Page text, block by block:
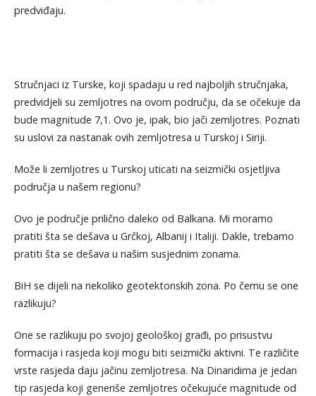
predviđaju.
Stručnjaci iz Turske, koji spadaju u red najboljih stručnjaka,
predvidjeli su zemljotres na ovom području, da se očekuje da
bude magnitude 7,1. Ovo je, ipak, bio jači zemljotres. Poznati
su uslovi za nastanak ovih zemljotresa u Turskoj i Siriji.
Može li zemljotres u Turskoj uticati na seizmički osjetljiva
područja u našem regionu?
Ovo je područje prilično daleko od Balkana. Mi moramo
pratiti šta se dešava u Grčkoj, Albanij i Italiji. Dakle, trebamo
pratiti šta se dešava u našim susjednim zonama.
BiH se dijeli na nekoliko geotektonskih zona. Po čemu se one
razlikuju?
One se razlikuju po svojoj geološkoj građi, po prisustvu
formacija i rasjeda koji mogu biti seizmički aktivni. Te različite
vrste rasjeda daju jačinu zemljotresa. Na Dinaridima je jedan
tip rasjeda koji generiše zemljotres očekujuće magnitude od